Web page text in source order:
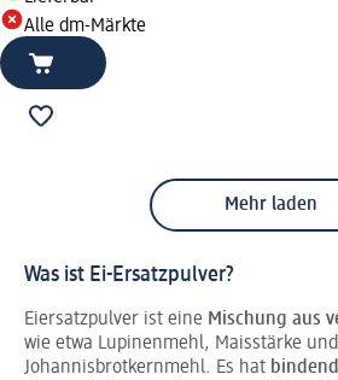
Alle dm-Märkte
Mehr laden
Was ist Ei-Ersatzpulver?
Eiersatzpulver ist eine Mischung aus
wie etwa Lupinenmehl, Maisstärke und
Johannisbrotkernmehl. Es hat